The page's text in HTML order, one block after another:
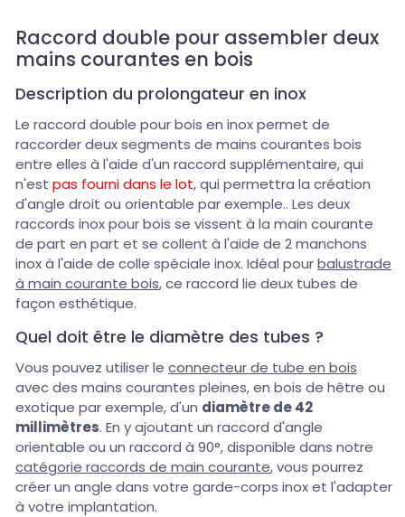
Raccord double pour assembler deux
mains courantes en bois
Description du prolongateur en inox
Le raccord double pour bois en inox permet de
raccorder deux segments de mains courantes bois
entre elles à l'aide d'un raccord supplémentaire, qui
n'est pas fourni dans le lot, qui permettra la création
d'angle droit ou orientable par exemple.. Les deux
raccords inox pour bois se vissent à la main courante
de part en part et se collent à l'aide de 2 manchons
inox à l'aide de colle spéciale inox. Idéal pourbalustrade
à main courante bois, ce raccord lie deux tubes de
façon esthétique.
Quel doit être le diamètre des tubes ?
Vous pouvez utiliser le connecteur de tube en bois
avec des mains courantes pleines, en bois de hêtre ou
exotique par exemple, d'un diamètre de 42
millimètres. En y ajoutant un raccord d'angle
orientable ou un raccord à 90°, disponible dans notre
catégorie raccords de main courante, vous pourrez
créer un angle dans votre garde-corps inox et l'adapter
à votre implantation.